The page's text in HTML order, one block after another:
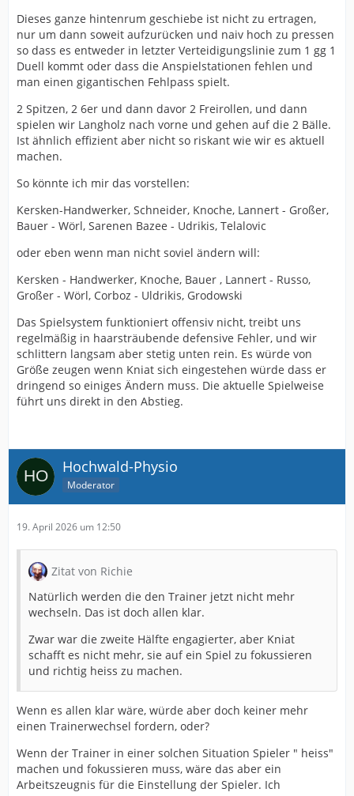
Dieses ganze hintenrum geschiebe ist nicht zu ertragen,
nur um dann soweit aufzurücken und naiv hoch zu pressen
so dass es entweder in letzter Verteidigungslinie zum 1 gg 1
Duell kommt oder dass die Anspielstationen fehlen und
man einen gigantischen Fehlpass spielt.
2 Spitzen, 2 6er und dann davor 2 Freirollen, und dann
spielen wir Langholz nach vorne und gehen auf die 2 Bälle.
Ist ähnlich effizient aber nicht so riskant wie wir es aktuell
machen.
So könnte ich mir das vorstellen:
Kersken-Handwerker, Schneider, Knoche, Lannert - Großer,
Bauer - Wörl, Sarenen Bazee - Udrikis, Telalovic
oder eben wenn man nicht soviel ändern will:
Kersken - Handwerker, Knoche, Bauer , Lannert - Russo,
Großer - Wörl, Corboz - Uldrikis, Grodowski
Das Spielsystem funktioniert offensiv nicht, treibt uns
regelmäßig in haarsträubende defensive Fehler, und wir
schlittern langsam aber stetig unten rein. Es würde von
Größe zeugen wenn Kniat sich eingestehen würde dass er
dringend so einiges Ändern muss. Die aktuelle Spielweise
führt uns direkt in den Abstieg.
Hochwald-Physio
Moderator
19. April 2026 um 12:50
Zitat von Richie
Natürlich werden die den Trainer jetzt nicht mehr
wechseln. Das ist doch allen klar.
Zwar war die zweite Hälfte engagierter, aber Kniat
schafft es nicht mehr, sie auf ein Spiel zu fokussieren
und richtig heiss zu machen.
Wenn es allen klar wäre, würde aber doch keiner mehr
einen Trainerwechsel fordern, oder?
Wenn der Trainer in einer solchen Situation Spieler " heiss"
machen und fokussieren muss, wäre das aber ein
Arbeitszeugnis für die Einstellung der Spieler. Ich